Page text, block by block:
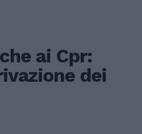
ai Cpr:
dei